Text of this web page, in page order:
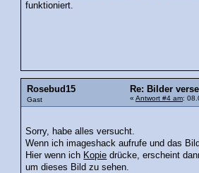
funktioniert.
Rosebud15
Gast
Re: Bilder
« Antwort #4 am:
Sorry, habe alles versucht.
Wenn ich imageshack aufrufe und das
Hier wenn ich Kopie drücke, erscheint
um dieses Bild zu sehen.